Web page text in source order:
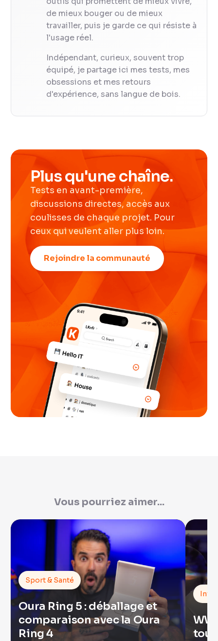
de mieux bouger ou de mieux
travailler, puis je garde ce qui résiste à
l'usage réel.
Indépendant, curieux, souvent trop
équipé, je partage ici mes tests, mes
obsessions et mes retours
d'expérience, sans langue de bois.
Plus qu'une chaîne.
Tests en avant-première,
discussions directes, accès aux
coulisses de chaque projet. Pour
ceux qui veulent aller plus loin.
Rejoindre la communauté
Vous pourriez aimer...
Sport & Santé
Oura Ring 5 : déballage et
comparaison avec la Oura
Ring 4